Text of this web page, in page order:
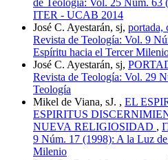
ITER - UCAB 2014
José C. Ayestarán, sj, portada,
Revista de Teología: Vol. 9
Espíritu hacia el Tercer
José C. Ayestarán, sj,
Revista de Teología: Vol. 29
Teología
Mikel de Viana, sJ. , EL
ESPIRITUS
NUEVA RELIGIOSIDAD ,
9 Núm. 17 (1998): A la Luz
Milenio